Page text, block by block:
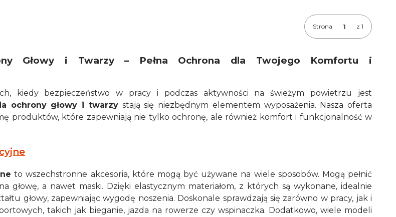
Strona z 1
Głowy i Twarzy – Pełna Ochrona dla Twojego Komfortu i
kiedy bezpieczeństwo w pracy i podczas aktywności na świeżym powietrzu jest
ochrony głowy i twarzystają się niezbędnym elementem wyposażenia. Nasza oferta
produktów, które zapewniają nie tylko ochronę, ale również komfort i funkcjonalność w
to wszechstronne akcesoria, które mogą być używane na wiele sposobów. Mogą pełnić
głowę, a nawet maski. Dzięki elastycznym materiałom, z których są wykonane, idealnie
głowy, zapewniając wygodę noszenia. Doskonale sprawdzają się zarówno w pracy, jak i
takich jak bieganie, jazda na rowerze czy wspinaczka. Dodatkowo, wiele modeli